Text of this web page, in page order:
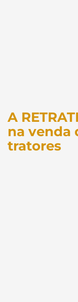
A
na venda
tratores